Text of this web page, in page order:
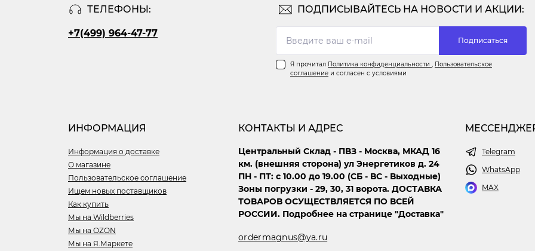
ТЕЛЕФОНЫ:
+7(499) 964-47-77
ПОДПИСЫВАЙТЕСЬ НА НОВОСТИ И АКЦИИ:
Подписаться
Я прочитал Политика конфиденциальности , Пользовательское
соглашение и согласен с условиями
ИНФОРМАЦИЯ
Информация о доставке
О магазине
Пользовательское соглашение
Ищем новых поставщиков
Как купить
Мы на Wildberries
Мы на OZON
Мы на Я.Маркете
КОНТАКТЫ И АДРЕС
Центральный Склад - ПВЗ - Москва, МКАД 16
км. (внешняя сторона) ул Энергетиков д. 24
ПН - ПТ: с 10.00 до 19.00 (СБ - ВС - Выходные)
Зоны погрузки - 29, 30, 31 ворота. ДОСТАВКА
ТОВАРОВ ОСУЩЕСТВЛЯЕТСЯ ПО ВСЕЙ
РОССИИ. Подробнее на странице "Доставка"
ordermagnus@ya.ru
Telegram
WhatsApp
MAX